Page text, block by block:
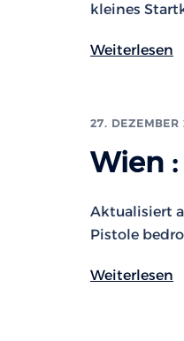
kleines
Weiterlesen
27. DEZEMBER
Wien
Aktualisiert
Pistole
Weiterlesen